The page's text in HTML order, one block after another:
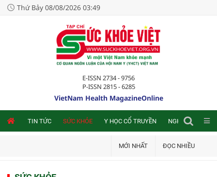
Thứ Bảy 08/08/2026 03:49
E-ISSN 2734 - 9756
P-ISSN 2815 - 6285
VietNam Health MagazineOnline
TIN TỨC SỨC KHỎE Y HỌC CỔ TRUYỀN NGHIÊN CỨU
MỚI NHẤT ĐỌC NHIỀU